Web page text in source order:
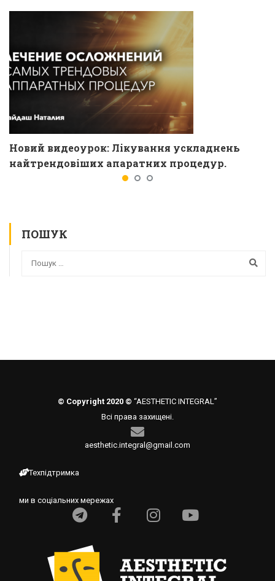
Новий видеоурок: Лікування ускладнень
найтрендовіших апаратних процедур.
ПОШУК
© Copyright 2020 © “AESTHETIC INTEGRAL”
Всі права захищені.
aesthetic.integral@gmail.com
Техпідтримка
ми в соціальних мережах